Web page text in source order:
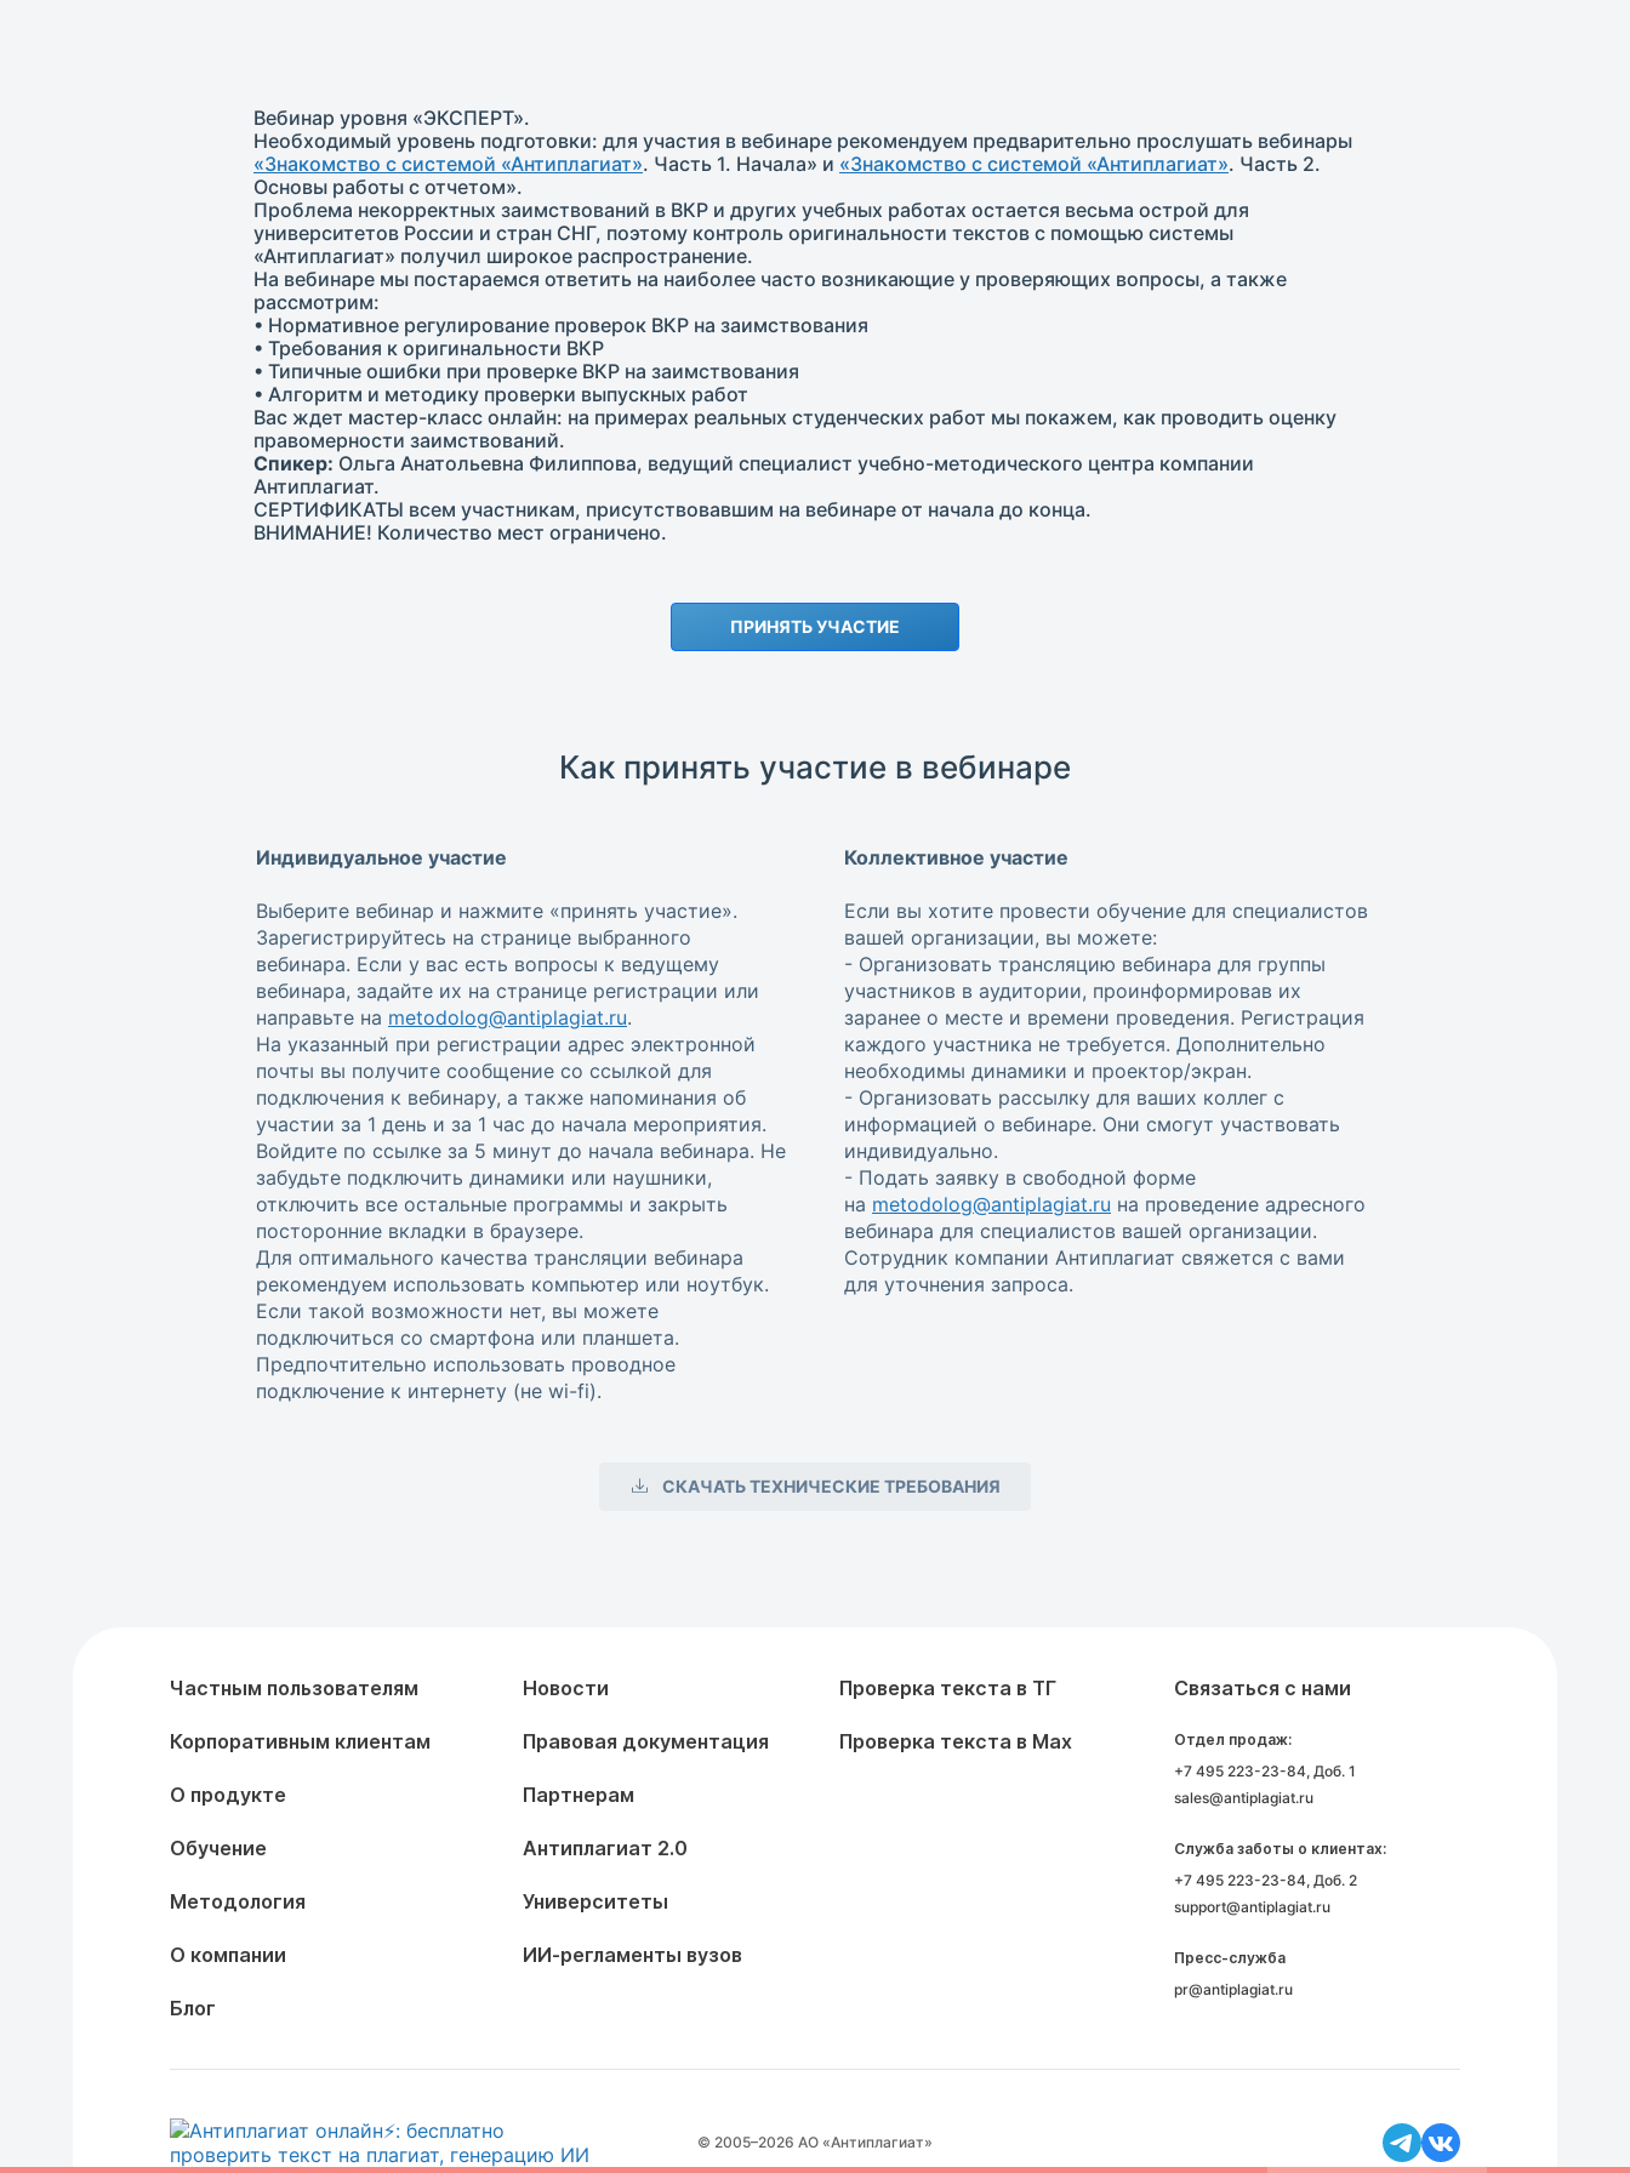
Вебинар уровня «ЭКСПЕРТ».
Необходимый уровень подготовки: для участия в вебинаре рекомендуем предварительно прослушать вебинары
«Знакомство с системой «Антиплагиат». Часть 1. Начала» и «Знакомство с системой «Антиплагиат». Часть 2.
Основы работы с отчетом».
Проблема некорректных заимствований в ВКР и других учебных работах остается весьма острой для
университетов России и стран СНГ, поэтому контроль оригинальности текстов с помощью системы
«Антиплагиат» получил широкое распространение.
На вебинаре мы постараемся ответить на наиболее часто возникающие у проверяющих вопросы, а также
рассмотрим:
• Нормативное регулирование проверок ВКР на заимствования
• Требования к оригинальности ВКР
• Типичные ошибки при проверке ВКР на заимствования
• Алгоритм и методику проверки выпускных работ
Вас ждет мастер-класс онлайн: на примерах реальных студенческих работ мы покажем, как проводить оценку
правомерности заимствований.
Спикер: Ольга Анатольевна Филиппова, ведущий специалист учебно-методического центра компании
Антиплагиат.
СЕРТИФИКАТЫ всем участникам, присутствовавшим на вебинаре от начала до конца.
ВНИМАНИЕ! Количество мест ограничено.
ПРИНЯТЬ УЧАСТИЕ
Как принять участие в вебинаре
Индивидуальное участие
Выберите вебинар и нажмите «принять участие».
Зарегистрируйтесь на странице выбранного
вебинара. Если у вас есть вопросы к ведущему
вебинара, задайте их на странице регистрации или
направьте на metodolog@antiplagiat.ru.
На указанный при регистрации адрес электронной
почты вы получите сообщение со ссылкой для
подключения к вебинару, а также напоминания об
участии за 1 день и за 1 час до начала мероприятия.
Войдите по ссылке за 5 минут до начала вебинара. Не
забудьте подключить динамики или наушники,
отключить все остальные программы и закрыть
посторонние вкладки в браузере.
Для оптимального качества трансляции вебинара
рекомендуем использовать компьютер или ноутбук.
Если такой возможности нет, вы можете
подключиться со смартфона или планшета.
Предпочтительно использовать проводное
подключение к интернету (не wi-fi).
Коллективное участие
Если вы хотите провести обучение для специалистов
вашей организации, вы можете:
- Организовать трансляцию вебинара для группы
участников в аудитории, проинформировав их
заранее о месте и времени проведения. Регистрация
каждого участника не требуется. Дополнительно
необходимы динамики и проектор/экран.
- Организовать рассылку для ваших коллег с
информацией о вебинаре. Они смогут участвовать
индивидуально.
- Подать заявку в свободной форме
на metodolog@antiplagiat.ru на проведение адресного
вебинара для специалистов вашей организации.
Сотрудник компании Антиплагиат свяжется с вами
для уточнения запроса.
СКАЧАТЬ ТЕХНИЧЕСКИЕ ТРЕБОВАНИЯ
Частным пользователям
Корпоративным клиентам
О продукте
Обучение
Методология
О компании
Блог
Новости
Правовая документация
Партнерам
Антиплагиат 2.0
Университеты
ИИ-регламенты вузов
Проверка текста в ТГ
Проверка текста в Max
Связаться с нами
Отдел продаж:
+7 495 223-23-84, Доб. 1
sales@antiplagiat.ru
Служба заботы о клиентах:
+7 495 223-23-84, Доб. 2
support@antiplagiat.ru
Пресс-служба
pr@antiplagiat.ru
© 2005–2026 АО «Антиплагиат»